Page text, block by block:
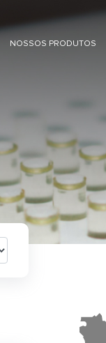
NOSSOS PRODUTOS